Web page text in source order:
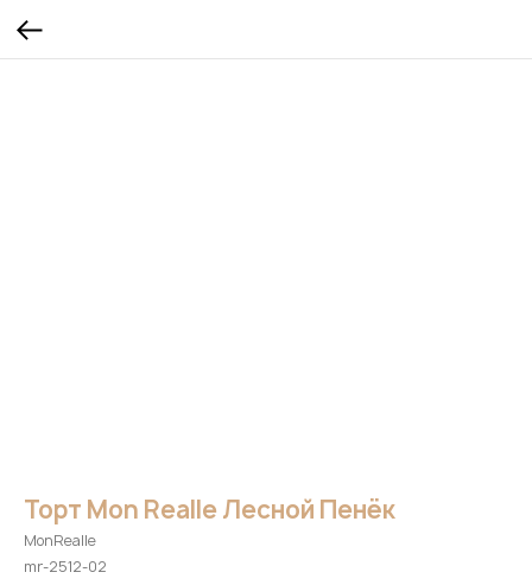
Торт Mon Realle Лесной Пенёк
MonRealle
mr-2512-02